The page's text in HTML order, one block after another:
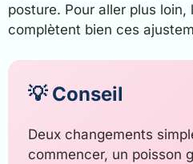
posture. Pour aller plus
complètent bien ces
💡 Conseil
Deux changements
commencer, un poisson